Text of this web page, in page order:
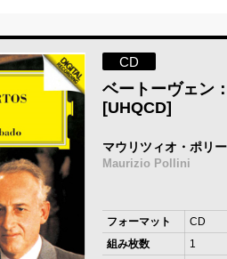
CD
ベートーヴェン
[UHQCD]
マウリツィオ・ポリ
Maurizio Pollini
フォーマット
CD
組み枚数
1